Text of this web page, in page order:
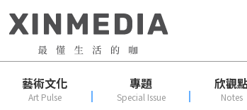
藝術文化
Art Pulse
專題
Special Issue
欣觀
Notes